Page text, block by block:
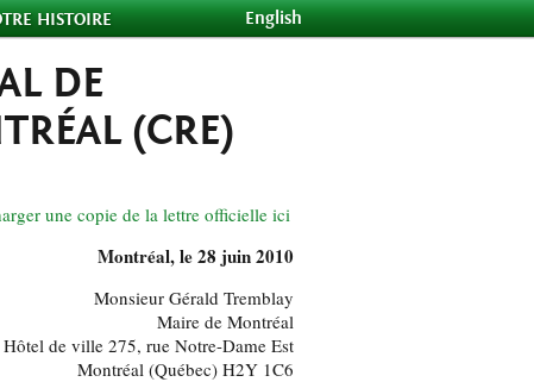
English
HISTOIRE
DE
(CRE)
une copie de la lettre officielle ici
Montréal, le 28 juin 2010
Monsieur Gérald Tremblay
Maire de Montréal
Hôtel de ville 275, rue Notre-Dame Est
Montréal (Québec) H2Y 1C6